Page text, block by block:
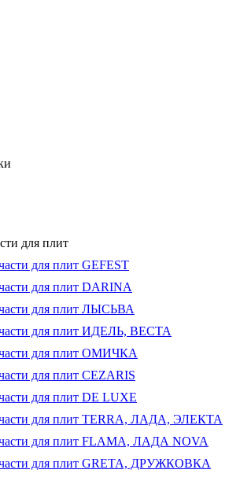
для плит
для плит GEFEST
для плит DARINA
для плит ЛЫСЬВА
для плит ИДЕЛЬ, ВЕСТА
для плит ОМИЧКА
для плит CEZARIS
для плит DE LUXE
для плит TERRA, ЛАДА, ЭЛЕКТА
для плит FLAMA, ЛАДА NOVA
для плит GRETA, ДРУЖКОВКА